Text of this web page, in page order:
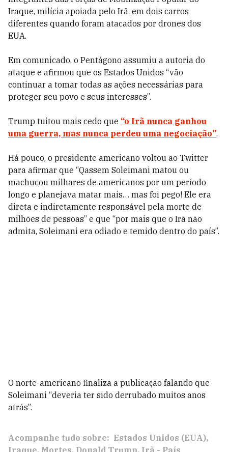
Iraque, milícia apoiada pelo Irã, em dois carros
diferentes quando foram atacados por drones dos
EUA.
Em comunicado, o Pentágono assumiu a autoria do
ataque e afirmou que os Estados Unidos “vão
continuar a tomar todas as ações necessárias para
proteger seu povo e seus interesses”.
Trump tuitou mais cedo que “o Irã nunca ganhou
uma guerra, mas nunca perdeu uma negociação”.
Há pouco, o presidente americano voltou ao Twitter
para afirmar que “Qassem Soleimani matou ou
machucou milhares de americanos por um período
longo e planejava matar mais… mas foi pego! Ele era
direta e indiretamente responsável pela morte de
milhões de pessoas” e que “por mais que o Irã não
admita, Soleimani era odiado e temido dentro do país”.
O norte-americano finaliza a publicação falando que
Soleimani “deveria ter sido derrubado muitos anos
atrás”.
Acompanhe tudo sobre: Estados Unidos (EUA)
Iraque Mortes Donald Trump Irã - País